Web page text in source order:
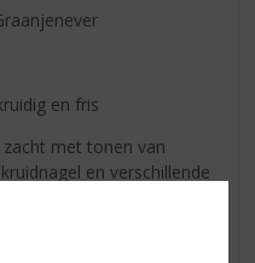
en fris
zacht met tonen van
en verschillende